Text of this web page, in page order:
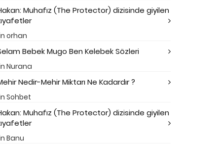
Muhafız (The Protector) dizisinde giyilen
orhan
Bebek Mugo Ben Kelebek Sözleri
Nurana
Nedir-Mehir Miktarı Ne Kadardır ?
Sohbet
Muhafız (The Protector) dizisinde giyilen
Banu